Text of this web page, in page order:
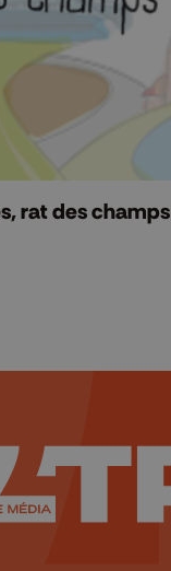
rat des champs